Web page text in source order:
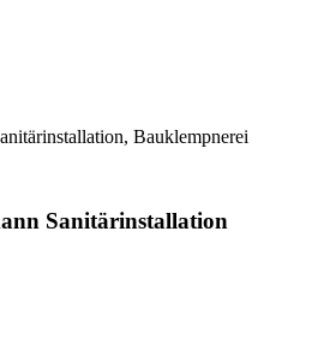
Bauklempnerei
Sanitärinstallation